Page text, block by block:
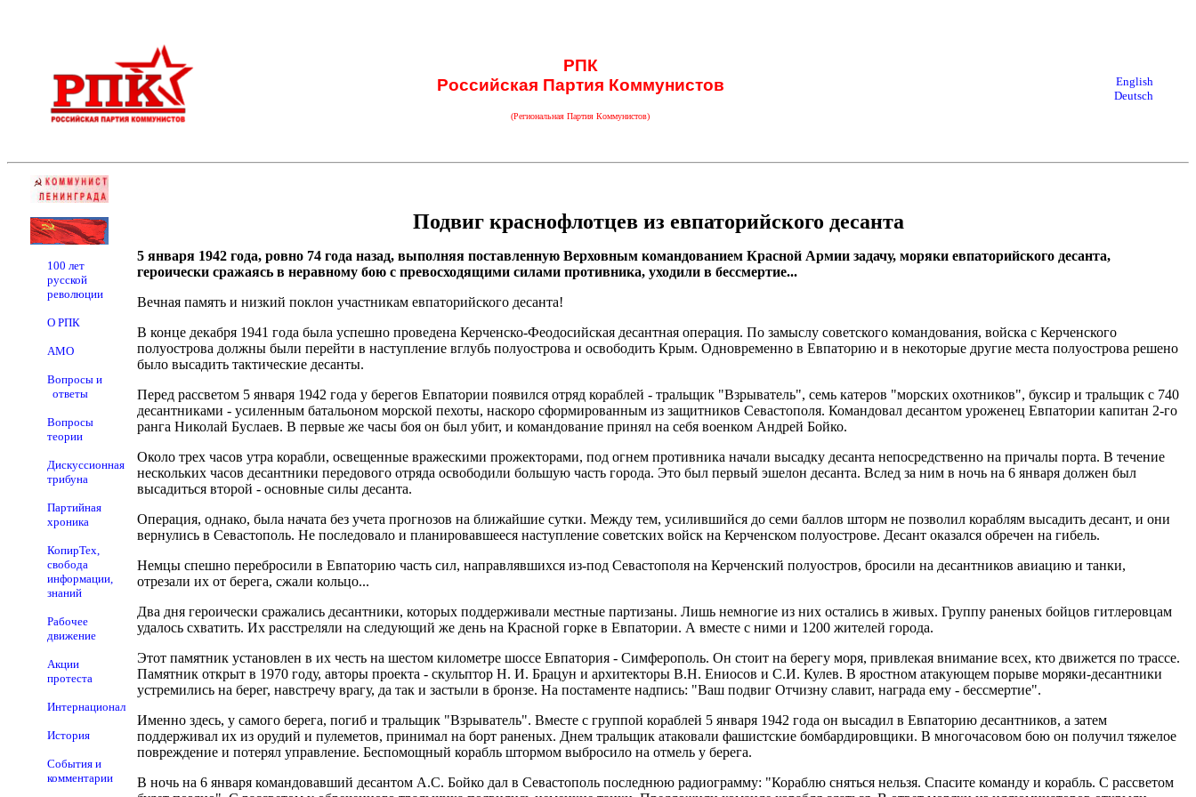
РПК
Российская Партия Коммунистов
(Региональная Партия Коммунистов)
English
Deutsch
100 лет
русской
революции
О РПК
АМО
Вопросы и
ответы
Вопросы
теории
Дискуссионная
трибуна
Партийная
хроника
КопирТех,
свобода
информации,
знаний
Рабочее
движение
Акции
протеста
Интернационал
История
События и
комментарии
Подвиг краснофлотцев из евпаторийского десанта
5 января 1942 года, ровно 74 года назад, выполняя поставленную Верховным командованием Красной Армии задачу, моряки евпаторийского десанта,
героически сражаясь в неравному бою с превосходящими силами противника, уходили в бессмертие...
Вечная память и низкий поклон участникам евпаторийского десанта!
В конце декабря 1941 года была успешно проведена Керченско-Феодосийская десантная операция. По замыслу советского командования, войска с Керченского
полуострова должны были перейти в наступление вглубь полуострова и освободить Крым. Одновременно в Евпаторию и в некоторые другие места полуострова решено
было высадить тактические десанты.
Перед рассветом 5 января 1942 года у берегов Евпатории появился отряд кораблей - тральщик "Взрыватель", семь катеров "морских охотников", буксир и тральщик с 740
десантниками - усиленным батальоном морской пехоты, наскоро сформированным из защитников Севастополя. Командовал десантом уроженец Евпатории капитан 2-го
ранга Николай Буслаев. В первые же часы боя он был убит, и командование принял на себя военком Андрей Бойко.
Около трех часов утра корабли, освещенные вражескими прожекторами, под огнем противника начали высадку десанта непосредственно на причалы порта. В течение
нескольких часов десантники передового отряда освободили большую часть города. Это был первый эшелон десанта. Вслед за ним в ночь на 6 января должен был
высадиться второй - основные силы десанта.
Операция, однако, была начата без учета прогнозов на ближайшие сутки. Между тем, усилившийся до семи баллов шторм не позволил кораблям высадить десант, и они
вернулись в Севастополь. Не последовало и планировавшееся наступление советских войск на Керченском полуострове. Десант оказался обречен на гибель.
Немцы спешно перебросили в Евпаторию часть сил, направлявшихся из-под Севастополя на Керченский полуостров, бросили на десантников авиацию и танки,
отрезали их от берега, сжали кольцо...
Два дня героически сражались десантники, которых поддерживали местные партизаны. Лишь немногие из них остались в живых. Группу раненых бойцов гитлеровцам
удалось схватить. Их расстреляли на следующий же день на Красной горке в Евпатории. А вместе с ними и 1200 жителей города.
Этот памятник установлен в их честь на шестом километре шоссе Евпатория - Симферополь. Он стоит на берегу моря, привлекая внимание всех, кто движется по трассе.
Памятник открыт в 1970 году, авторы проекта - скульптор Н. И. Брацун и архитекторы В.Н. Ениосов и С.И. Кулев. В яростном атакующем порыве моряки-десантники
устремились на берег, навстречу врагу, да так и застыли в бронзе. На постаменте надпись: "Ваш подвиг Отчизну славит, награда ему - бессмертие".
Именно здесь, у самого берега, погиб и тральщик "Взрыватель". Вместе с группой кораблей 5 января 1942 года он высадил в Евпаторию десантников, а затем
поддерживал их из орудий и пулеметов, принимал на борт раненых. Днем тральщик атаковали фашистские бомбардировщики. В многочасовом бою он получил тяжелое
повреждение и потерял управление. Беспомощный корабль штормом выбросило на отмель у берега.
В ночь на 6 января командовавший десантом А.С. Бойко дал в Севастополь последнюю радиограмму: "Кораблю сняться нельзя. Спасите команду и корабль. С рассветом